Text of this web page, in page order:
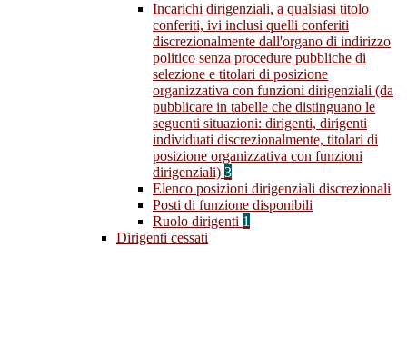
Incarichi dirigenziali, a qualsiasi titolo
conferiti, ivi inclusi quelli conferiti
discrezionalmente dall'organo di indirizzo
politico senza procedure pubbliche di
selezione e titolari di posizione
organizzativa con funzioni dirigenziali (da
pubblicare in tabelle che distinguano le
seguenti situazioni: dirigenti, dirigenti
individuati discrezionalmente, titolari di
posizione organizzativa con funzioni
dirigenziali) 3
Elenco posizioni dirigenziali discrezionali
Posti di funzione disponibili
Ruolo dirigenti 1
Dirigenti cessati